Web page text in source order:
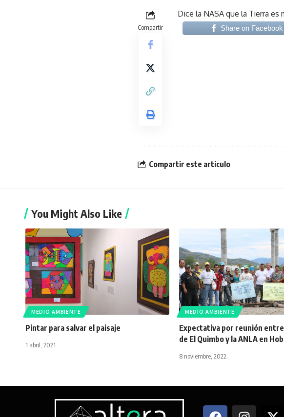
Compartir
Dice la NASA que la Tierra es
Share on Facebook
Compartir este articulo
You Might Also Like
MEDIO AMBIENTE
Pintar para salvar el paisaje
1 abril, 2021
MEDIO AMBIENTE
Expectativa por reunión
de El Quimbo y la ANLA en
8 noviembre, 2022